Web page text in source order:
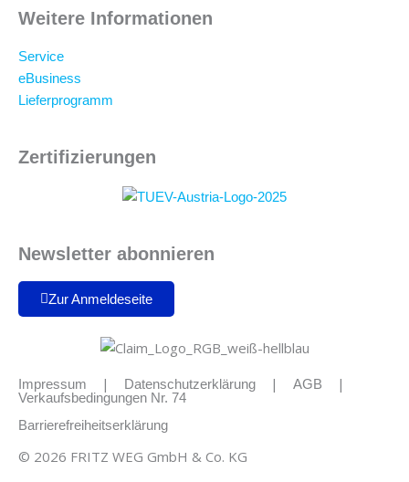
Weitere Informationen
Service
eBusiness
Lieferprogramm
Zertifizierungen
Newsletter abonnieren
Zur Anmeldeseite
Impressum | Datenschutzerklärung | AGB |
Verkaufsbedingungen Nr. 74
Barrierefreiheitserklärung
© 2026 FRITZ WEG GmbH & Co. KG